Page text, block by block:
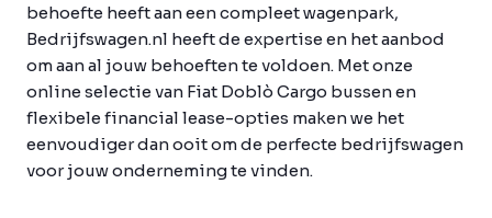
behoefte heeft aan een compleet wagenpark,
Bedrijfswagen.nl heeft de expertise en het aanbod
om aan al jouw behoeften te voldoen. Met onze
online selectie van Fiat Doblò Cargo bussen en
flexibele financial lease-opties maken we het
eenvoudiger dan ooit om de perfecte bedrijfswagen
voor jouw onderneming te vinden.